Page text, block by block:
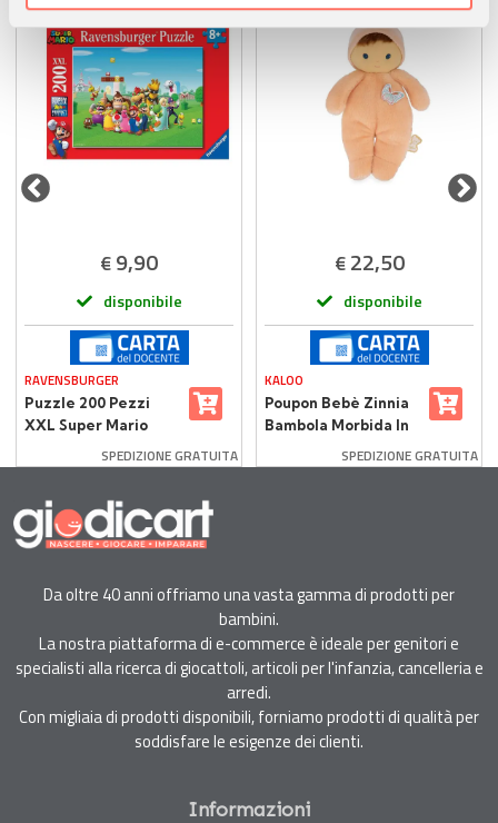
pubblicità e social media, i quali potrebbero combinarle
con altre informazioni che ha fornito loro o che hanno
raccolto dal suo utilizzo dei loro servizi.
€9,90
disponibile
RAVENSBURGER
Puzzle 200 Pezzi
XXL Super Mario
SPEDIZIONE GRATUITA
€ 22,50
disponibile
KALOO
Poupon Bebè Zinnia
Bambola Morbida In
SPEDIZIONE GRATUITA
Da oltre 40 anni offriamo una vasta gamma di prodotti per
bambini.
La nostra piattaforma di e-commerce è ideale per genitori e
specialisti alla ricerca di giocattoli, articoli per l'infanzia, cancelleria e
arredi.
Con migliaia di prodotti disponibili, forniamo prodotti di qualità per
soddisfare le esigenze dei clienti.
Informazioni